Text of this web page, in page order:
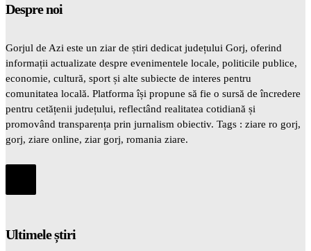
Despre noi
Gorjul de Azi este un ziar de știri dedicat județului Gorj, oferind
informații actualizate despre evenimentele locale, politicile publice,
economie, cultură, sport și alte subiecte de interes pentru
comunitatea locală. Platforma își propune să fie o sursă de încredere
pentru cetățenii județului, reflectând realitatea cotidiană și
promovând transparența prin jurnalism obiectiv. Tags : ziare ro gorj,
gorj, ziare online, ziar gorj, romania ziare.
Ultimele știri